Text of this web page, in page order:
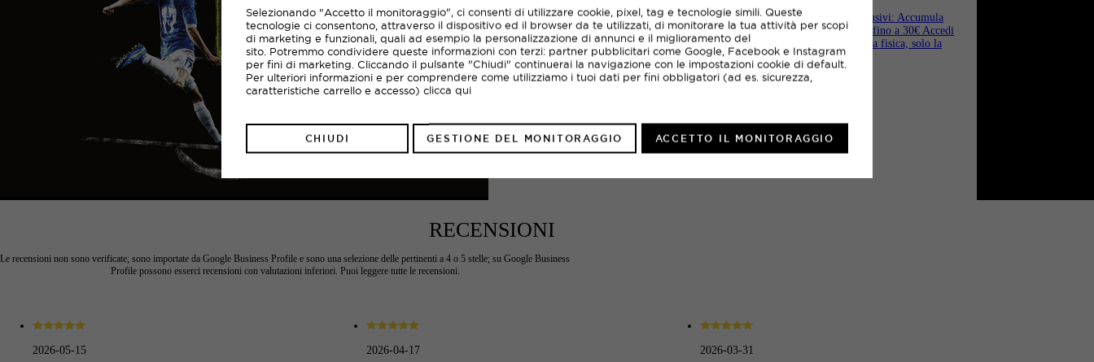
Un’unica card digitale per entrare nel mondo Sportland e vivere vantaggi esclusivi: Accumula
punti con ogni acquisto (1€ = 1 punto) Trasforma i tuoi punti in buoni sconto fino a 30€ Accedi
in anteprima a promo, eventi e lanci dei migliori brand sportivi Nessuna tessera fisica, solo la
tua card sempre a portata di smartphone
RECENSIONI
Le recensioni non sono verificate; sono importate da Google Business Profile e sono una selezione delle pertinenti a 4 o 5 stelle; su Google Business
Profile possono esserci recensioni con valutazioni inferiori. Puoi leggere tutte le recensioni.
2026-05-15 2026-04-17 2026-03-31
Selezionando "Accetto il monitoraggio", ci consenti di utilizzare cookie, pixel, tag e tecnologie simili. Queste
tecnologie ci consentono, attraverso il dispositivo ed il browser da te utilizzati, di monitorare la tua attività per scopi
di marketing e funzionali, quali ad esempio la personalizzazione di annunci e il miglioramento del
sito. Potremmo condividere queste informazioni con terzi: partner pubblicitari come Google, Facebook e Instagram
per fini di marketing. Cliccando il pulsante "Chiudi" continuerai la navigazione con le impostazioni cookie di default.
Per ulteriori informazioni e per comprendere come utilizziamo i tuoi dati per fini obbligatori (ad es. sicurezza,
caratteristiche carrello e accesso) clicca qui
CHIUDI GESTIONE DEL MONITORAGGIO ACCETTO IL MONITORAGGIO